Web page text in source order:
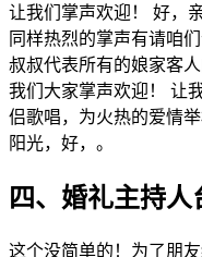
让我们掌声欢迎！ 好，
同样热烈的掌声有请咱
叔叔代表所有的娘家客
我们大家掌声欢迎！ 让
侣歌唱，为火热的爱情
阳光，好，。
四、婚礼主持人
这个没简单的！为了朋